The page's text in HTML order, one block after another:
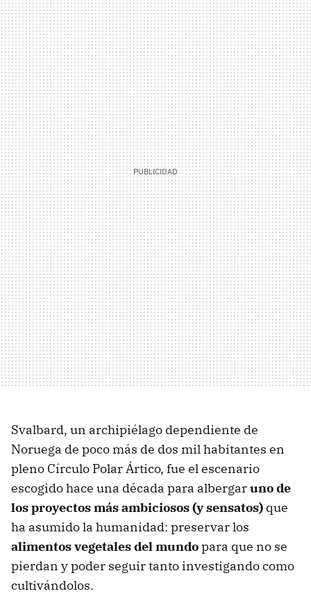
Svalbard, un archipiélago dependiente de
Noruega de poco más de dos mil habitantes en
pleno Círculo Polar Ártico, fue el escenario
escogido hace una década para albergaruno de
los proyectos más ambiciosos (y sensatos) que
ha asumido la humanidad: preservar los
alimentos vegetales del mundopara que no se
pierdan y poder seguir tanto investigando como
cultivándolos.